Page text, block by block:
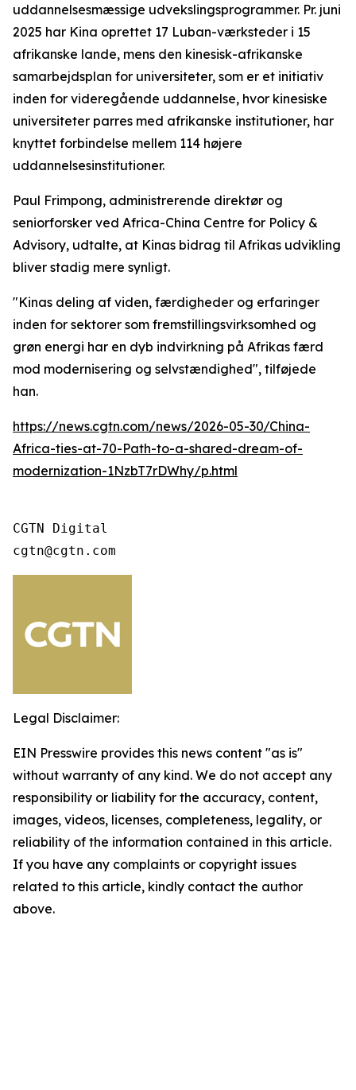
uddannelsesmæssige udvekslingsprogrammer. Pr. juni
2025 har Kina oprettet 17 Luban-værksteder i 15
afrikanske lande, mens den kinesisk-afrikanske
samarbejdsplan for universiteter, som er et initiativ
inden for videregående uddannelse, hvor kinesiske
universiteter parres med afrikanske institutioner, har
knyttet forbindelse mellem 114 højere
uddannelsesinstitutioner.
Paul Frimpong, administrerende direktør og
seniorforsker ved Africa-China Centre for Policy &
Advisory, udtalte, at Kinas bidrag til Afrikas udvikling
bliver stadig mere synligt.
"Kinas deling af viden, færdigheder og erfaringer
inden for sektorer som fremstillingsvirksomhed og
grøn energi har en dyb indvirkning på Afrikas færd
mod modernisering og selvstændighed", tilføjede
han.
https://news.cgtn.com/news/2026-05-30/China-
Africa-ties-at-70-Path-to-a-shared-dream-of-
modernization-1NzbT7rDWhy/p.html
CGTN Digital
cgtn@cgtn.com
Legal Disclaimer:
EIN Presswire provides this news content "as is"
without warranty of any kind. We do not accept any
responsibility or liability for the accuracy, content,
images, videos, licenses, completeness, legality, or
reliability of the information contained in this article.
If you have any complaints or copyright issues
related to this article, kindly contact the author
above.